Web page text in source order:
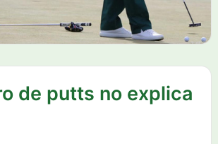
de putts no explica